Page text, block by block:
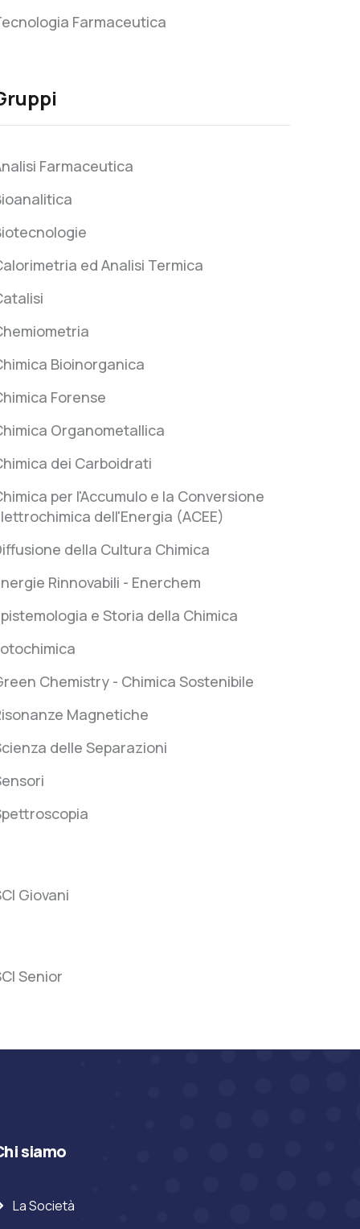
Farmaceutica
Farmaceutica
ed Analisi Termica
Bioinorganica
Forense
Organometallica
dei Carboidrati
per l'Accumulo e la Conversione
dell'Energia (ACEE)
della Cultura Chimica
Rinnovabili - Enerchem
e Storia della Chimica
Chemistry - Chimica Sostenibile
Magnetiche
delle Separazioni
Giovani
Senior
siamo
La Società